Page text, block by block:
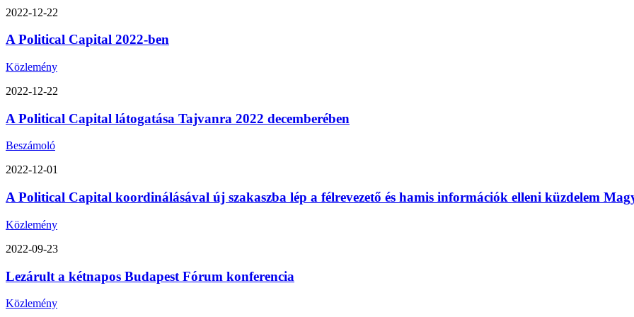
2022-12-22
A Political Capital 2022-ben
Közlemény
2022-12-22
A Political Capital látogatása Tajvanra 2022 decemberében
Beszámoló
2022-12-01
A Political Capital koordinálásával új szakaszba lép a félrevezető és hamis információk elleni küzdelem
Közlemény
2022-09-23
Lezárult a kétnapos Budapest Fórum konferencia
Közlemény